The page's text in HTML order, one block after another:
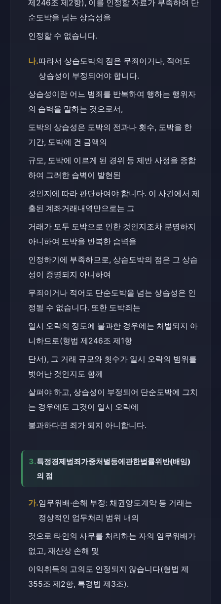
제246조 제2항), 이를 인정할 자료가 부족하여 단
순도박을 넘는 상습성을
인정할 수 없습니다.
나.따라서 상습도박의 점은 무죄이거나, 적어도
상습성이 부정되어야 합니다.
상습성이란 어느 범죄를 반복하여 행하는 행위자
의 습벽을 말하는 것으로서,
도박의 상습성은 도박의 전과나 횟수, 도박을 한
기간, 도박에 건 금액의
규모, 도박에 이르게 된 경위 등 제반 사정을 종합
하여 그러한 습벽이 발현된
것인지에 따라 판단하여야 합니다. 이 사건에서 제
출된 계좌거래내역만으로는 그
거래가 모두 도박으로 인한 것인지조차 분명하지
아니하여 도박을 반복한 습벽을
인정하기에 부족하므로, 상습도박의 점은 그 상습
성이 증명되지 아니하여
무죄이거나 적어도 단순도박을 넘는 상습성은 인
정될 수 없습니다. 또한 도박죄는
일시 오락의 정도에 불과한 경우에는 처벌되지 아
니하므로(형법 제246조 제1항
단서), 그 거래 규모와 횟수가 일시 오락의 범위를
벗어난 것인지도 함께
살펴야 하고, 상습성이 부정되어 단순도박에 그치
는 경우에도 그것이 일시 오락에
불과하다면 죄가 되지 아니합니다.
3.특정경제범죄가중처벌등에관한법률위반(배임)
의 점
가.임무위배·손해 부정: 채권양도계약 등 거래는
정상적인 업무처리 범위 내의
것으로 타인의 사무를 처리하는 자의 임무위배가
없고, 재산상 손해 및
이익취득의 고의도 인정되지 않습니다(형법 제
355조 제2항, 특경법 제3조).